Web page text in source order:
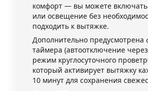
комфорт — вы можете
или освещение без
подходить к вытяжке.
Дополнительно предусмотрена
таймера (автоотключение
режим круглосуточного
который активирует вытяжку
10 минут для сохранения